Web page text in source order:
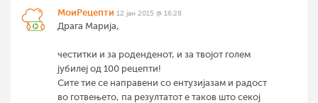
МоиРецепти 12 јан 2015 @ 16:28
Драга Марија,
честитки и за роденденот, и за твојот голем
јубилеј од 100 рецепти!
Сите тие се направени со ентузијазам и радост
во готвењето, па резултатот е таков што секој